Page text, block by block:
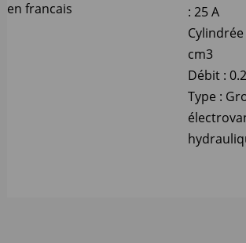
en francais
: 25 A
cm3
Débit :
Type :